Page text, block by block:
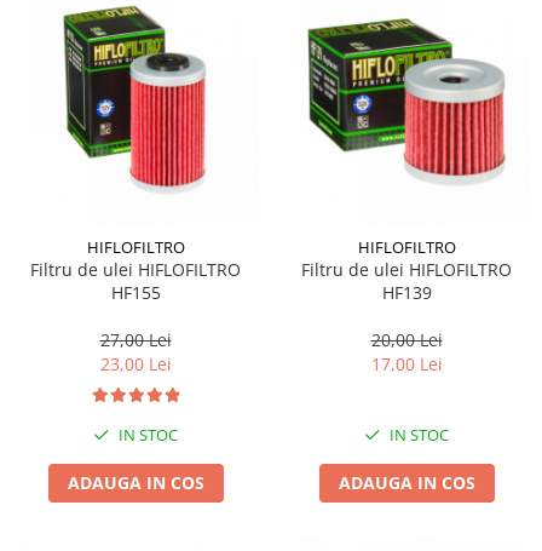
HIFLOFILTRO
Filtru de ulei HIFLOFILTRO
HF155
27,00 Lei
23,00 Lei
IN STOC
ADAUGA IN COS
HIFLOFILTRO
Filtru de ulei HIFLOFILTRO
HF139
20,00 Lei
17,00 Lei
IN STOC
ADAUGA IN COS